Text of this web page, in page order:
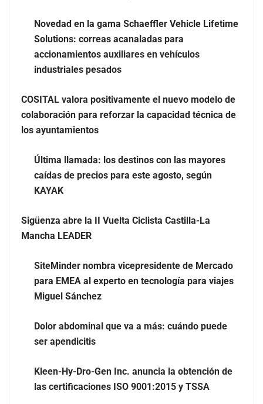
Los estudiantes que cambian a Preply mejoran su
motivación, fluidez y logro de objetivos, según un
estudio
conectando lonjas con establecimientos
Novedad en la gama Schaeffler Vehicle Lifetime
Solutions: correas acanaladas para
accionamientos auxiliares en vehículos
industriales pesados
COSITAL valora positivamente el nuevo modelo de
colaboración para reforzar la capacidad técnica de
los ayuntamientos
Última llamada: los destinos con las mayores
caídas de precios para este agosto, según
KAYAK
Sigüenza abre la II Vuelta Ciclista Castilla-La
Mancha LEADER
SiteMinder nombra vicepresidente de Mercado
para EMEA al experto en tecnología para viajes
Miguel Sánchez
Dolor abdominal que va a más: cuándo puede
ser apendicitis
Kleen-Hy-Dro-Gen Inc. anuncia la obtención de
las certificaciones ISO 9001:2015 y TSSA